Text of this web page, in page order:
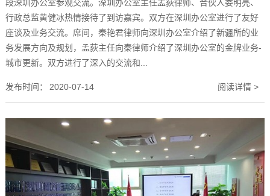
段深圳办公室参观交流。深圳办公室主任孟荻律师、合伙人娄明亮、
行政总监黄健冰热情接待了到访嘉宾。双方在深圳办公室进行了友好
座谈及业务交流。席间，秦艳君律师向深圳办公室介绍了新疆所的业
务发展方向及规划，孟荻主任向秦律师介绍了深圳办公室的金牌业务-
城市更新。双方进行了深入的交流和...
发布时间： 2020-07-14 阅读详情 >